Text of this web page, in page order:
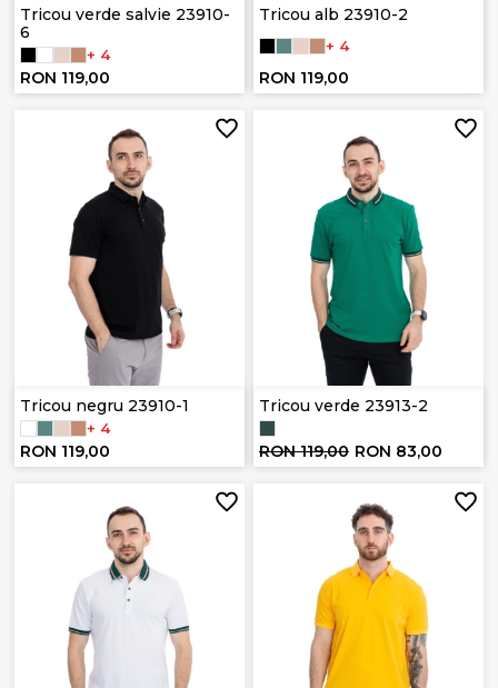
Tricou verde salvie 23910-
6
+ 4
RON 119,00
Tricou alb 23910-2
+ 4
RON 119,00
Tricou negru 23910-1
+ 4
RON 119,00
Tricou verde 23913-2
RON 119,00 RON 83,00